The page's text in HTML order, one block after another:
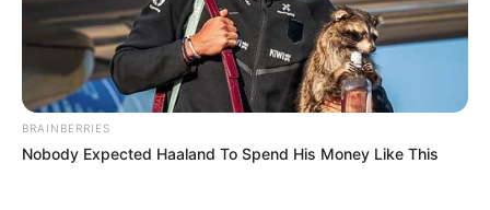
BRAINBERRIES
Nobody Expected Haaland To Spend His Money Like This